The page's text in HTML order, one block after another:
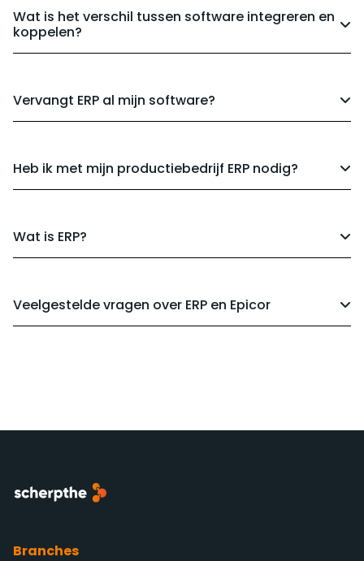
Wat is het verschil tussen software integreren en
koppelen?
Vervangt ERP al mijn software?
Heb ik met mijn productiebedrijf ERP nodig?
Wat is ERP?
Veelgestelde vragen over ERP en Epicor
Branches